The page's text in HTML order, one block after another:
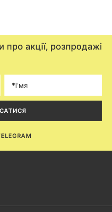
акції, розпродажі